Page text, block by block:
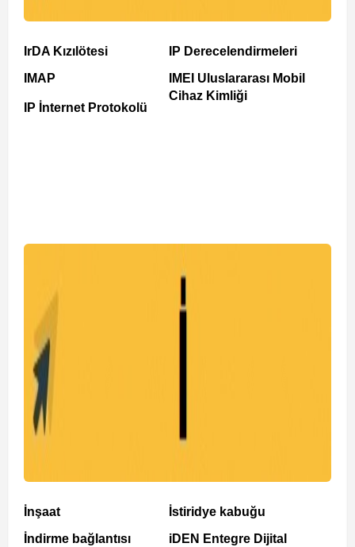
IrDA Kızılötesi
IMAP
IP İnternet Protokolü
IP Derecelendirmeleri
IMEI Uluslararası Mobil
Cihaz Kimliği
İnşaat
İndirme bağlantısı
İstiridye kabuğu
iDEN Entegre Dijital